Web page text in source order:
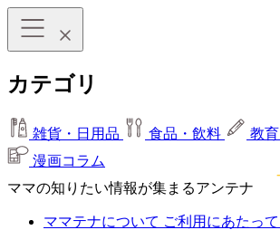
カテゴリ
雑貨・日用品 食品・飲料 教育
漫画コラム
ママの知りたい情報が集まるアンテナ
ママテナについて ご利用にあたって